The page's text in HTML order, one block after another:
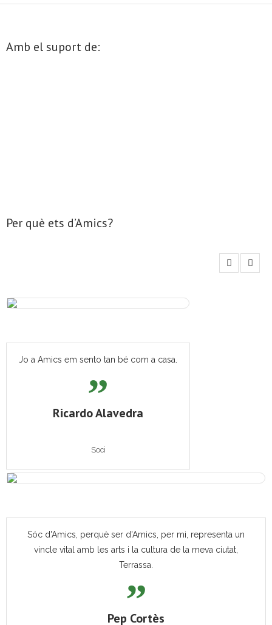
- Concurs Montserrat Alavedra
Amb el suport de:
Per què ets d’Amics?
Jo a Amics em sento tan bé com a casa.
Ricardo Alavedra
Soci
Sóc d'Amics, perquè ser d'Amics, per mi, representa un
vincle vital amb les arts i la cultura de la meva ciutat,
Terrassa.
Pep Cortès